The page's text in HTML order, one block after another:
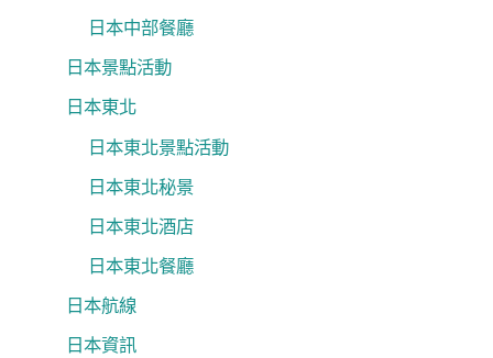
日本中部餐廳
日本景點活動
日本東北
日本東北景點活動
日本東北秘景
日本東北酒店
日本東北餐廳
日本航線
日本資訊